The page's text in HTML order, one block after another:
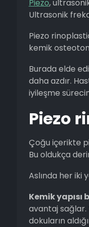
Piezo,
Ultrasonik
Piezo
kemik
Burada elde
daha azdır.
iyileşme
Piezo
Çoğu içerikte
Bu oldukça
Aslında her iki
Kemik
avantaj sağlar.
dokuların